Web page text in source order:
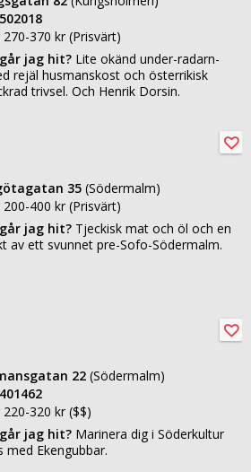
370 kr (Prisvärt)
jag hit? Lite okänd under-radarn-
rejäl husmanskost och österrikisk
trivsel. Och Henrik Dorsin.
35 (Södermalm)
400 kr (Prisvärt)
jag hit? Tjeckisk mat och öl och en
av ett svunnet pre-Sofo-Södermalm.
22 (Södermalm)
320 kr ($$)
jag hit? Marinera dig i Söderkultur
med Ekengubbar.